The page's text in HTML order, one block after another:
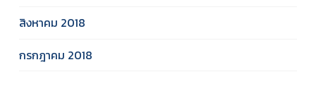
สิงหาคม 2018
กรกฎาคม 2018